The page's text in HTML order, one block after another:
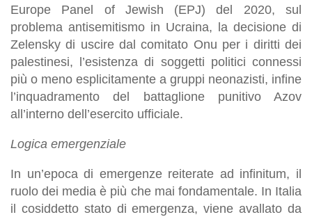
Europe Panel of Jewish (EPJ) del 2020, sul
problema antisemitismo in Ucraina, la decisione di
Zelensky di uscire dal comitato Onu per i diritti dei
palestinesi, l’esistenza di soggetti politici connessi
più o meno esplicitamente a gruppi neonazisti, infine
l’inquadramento del battaglione punitivo Azov
all’interno dell’esercito ufficiale.
Logica emergenziale
In un’epoca di emergenze reiterate ad infinitum, il
ruolo dei media è più che mai fondamentale. In Italia
il cosiddetto stato di emergenza, viene avallato da